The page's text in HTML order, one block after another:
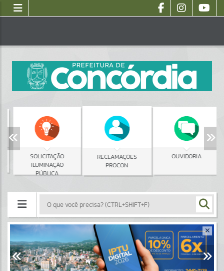
SOLICITAÇÃO
ILUMINAÇÃO
PÚBLICA
RECLAMAÇÕES
PROCON
OUVIDORIA
Portais